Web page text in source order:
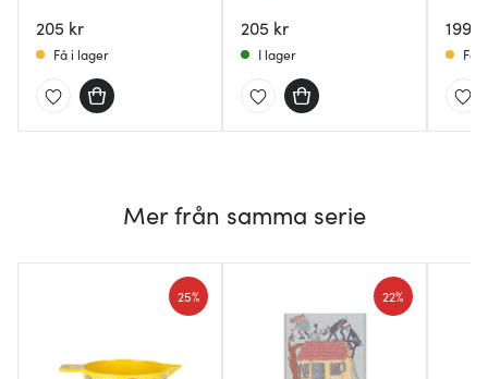
205 kr
Få i lager
205 kr
I lager
199
Få
Mer från samma serie
25% 22%